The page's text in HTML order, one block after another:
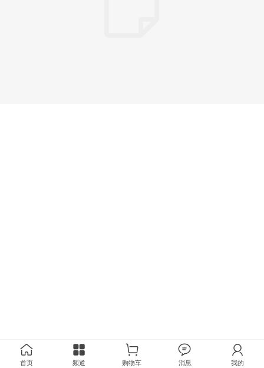
首页 频道 购物车 消息 我的